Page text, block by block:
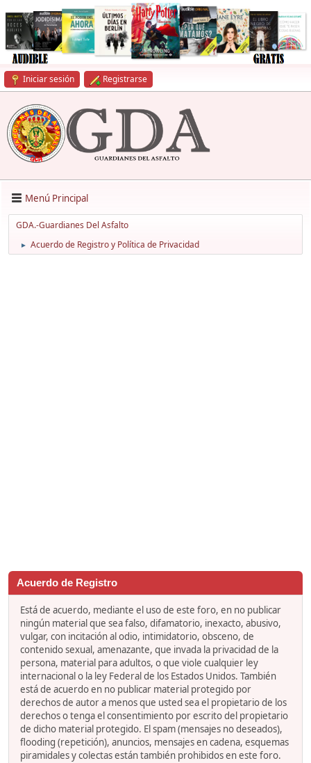
Iniciar sesión Registrarse
Menú Principal
GDA.-Guardianes Del Asfalto
► Acuerdo de Registro y Política de Privacidad
Acuerdo de Registro
Está de acuerdo, mediante el uso de este foro, en no publicar
ningún material que sea falso, difamatorio, inexacto, abusivo,
vulgar, con incitación al odio, intimidatorio, obsceno, de
contenido sexual, amenazante, que invada la privacidad de la
persona, material para adultos, o que viole cualquier ley
internacional o la ley Federal de los Estados Unidos. También
está de acuerdo en no publicar material protegido por
derechos de autor a menos que usted sea el propietario de los
derechos o tenga el consentimiento por escrito del propietario
de dicho material protegido. El spam (mensajes no deseados),
flooding (repetición), anuncios, mensajes en cadena, esquemas
piramidales y colectas están también prohibidos en este foro.